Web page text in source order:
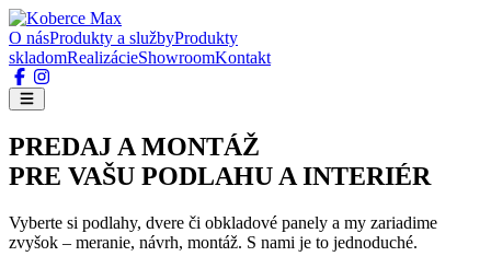
O násProdukty a službyProdukty
skladomRealizácieShowroomKontakt
PREDAJ A MONTÁŽ
PRE VAŠU PODLAHU A INTERIÉR
Vyberte si podlahy, dvere či obkladové panely a my zariadime
zvyšok – meranie, návrh, montáž. S nami je to jednoduché.